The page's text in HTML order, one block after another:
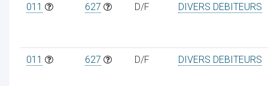
011 627 D/F DIVERS DEBITEURS
011 627 D/F DIVERS DEBITEURS